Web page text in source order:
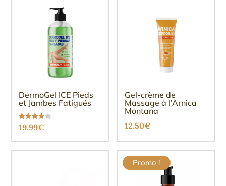
DermoGel ICE Pieds
et Jambes Fatigués
Note
3.96
19.99€
Gel-crème de
Massage à l’Arnica
Montana
12.50€
Promo !